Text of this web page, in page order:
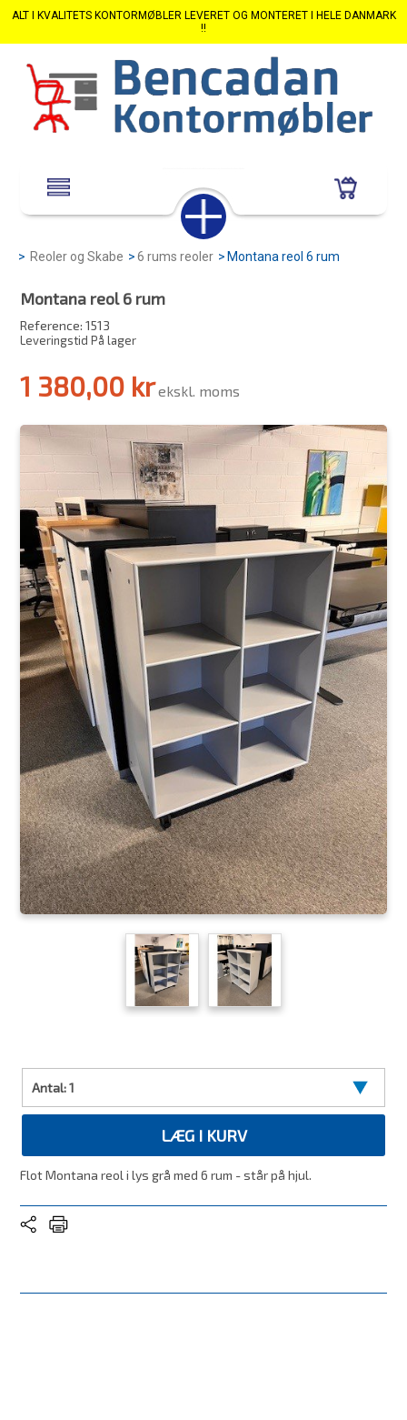
ALT I KVALITETS KONTORMØBLER LEVERET OG MONTERET I HELE DANMARK
!!
> Reoler og Skabe >6 rums reoler > Montana reol 6 rum
Montana reol 6 rum
Reference: 1513
Leveringstid På lager
1 380,00 krekskl. moms
Antal:1
LÆG I KURV
Flot Montana reol i lys grå med 6 rum - står på hjul.